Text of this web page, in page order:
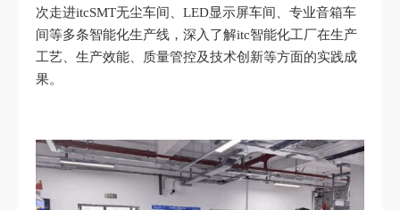
次走进itcSMT无尘车间、LED显示屏车间、专业音箱车
间等多条智能化生产线，深入了解itc智能化工厂在生产
工艺、生产效能、质量管控及技术创新等方面的实践成
果。